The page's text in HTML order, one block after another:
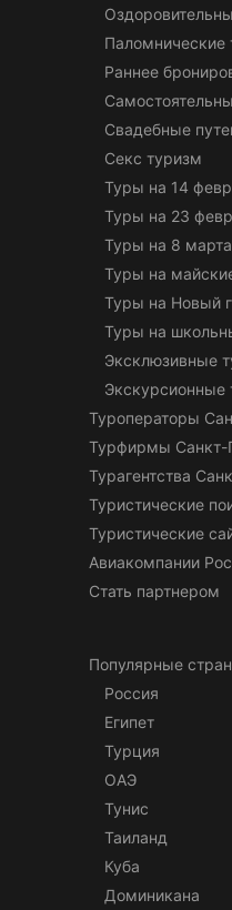
Паломнические
Раннее
Свадебные
Секс туризм
Туры на 14
Туры на 23
Туры на 8 марта
Туры на
Туры на Новый
Туры на
Эксклюзивные
Экскурсионные
Туроператоры
Турфирмы Санкт-
Турагентства
Туристические
Туристические
Авиакомпании
Стать партнером
Популярные
Россия
Египет
Турция
ОАЭ
Тунис
Таиланд
Куба
Доминикана